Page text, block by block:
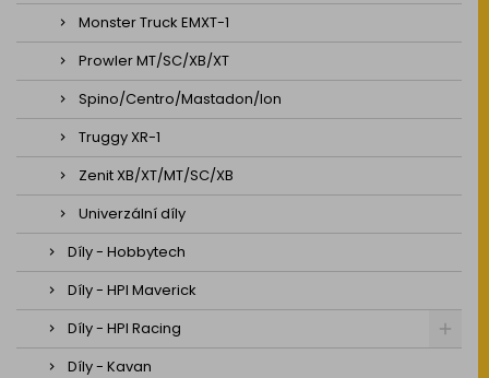
Monster Truck EMXT-1
Prowler MT/SC/XB/XT
Spino/Centro/Mastadon/Ion
Truggy XR-1
Zenit XB/XT/MT/SC/XB
Univerzální díly
Díly - Hobbytech
Díly - HPI Maverick
Díly - HPI Racing
Díly - Kavan